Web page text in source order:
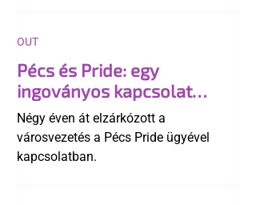
Pécs és Pride: egy
ingoványos kapcsolat
története
Négy éven át elzárkózott a
városvezetés a Pécs Pride ügyével
kapcsolatban.
OUT